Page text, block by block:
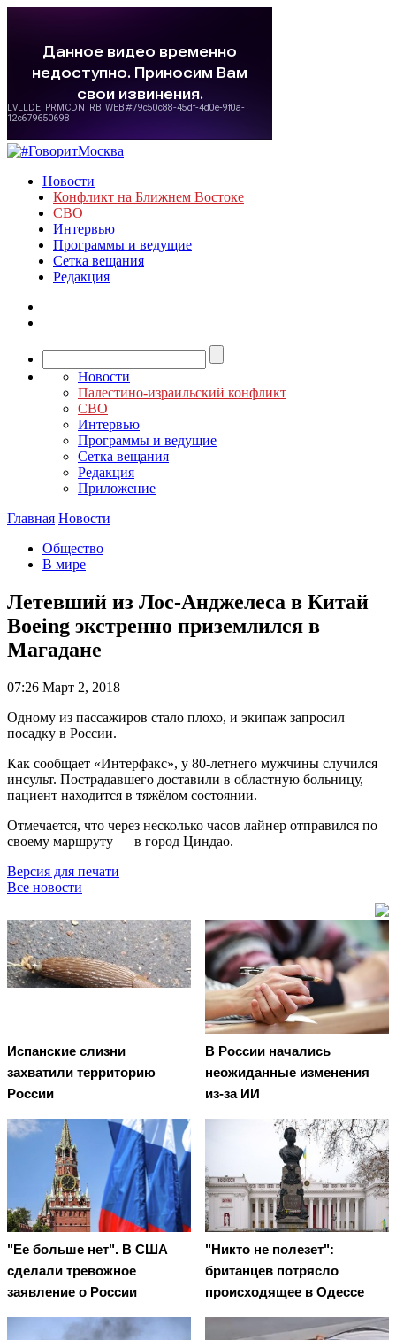
Новости
Конфликт на Ближнем Востоке
СВО
Интервью
Программы и ведущие
Сетка вещания
Редакция
Новости
Палестино-израильский конфликт
СВО
Интервью
Программы и ведущие
Сетка вещания
Редакция
Приложение
Главная Новости
Общество
В мире
Летевший из Лос-Анджелеса в Китай
Boeing экстренно приземлился в
Магадане
07:26 Март 2, 2018
Одному из пассажиров стало плохо, и экипаж запросил
посадку в России.
Как сообщает «Интерфакс», у 80-летнего мужчины случился
инсульт. Пострадавшего доставили в областную больницу,
пациент находится в тяжёлом состоянии.
Отмечается, что через несколько часов лайнер отправился по
своему маршруту — в город Циндао.
Версия для печати
Все новости
Испанские слизни
захватили территорию
России
В России начались
неожиданные изменения
из-за ИИ
"Ее больше нет". В США
сделали тревожное
заявление о России
"Никто не полезет":
британцев потрясло
происходящее в Одессе